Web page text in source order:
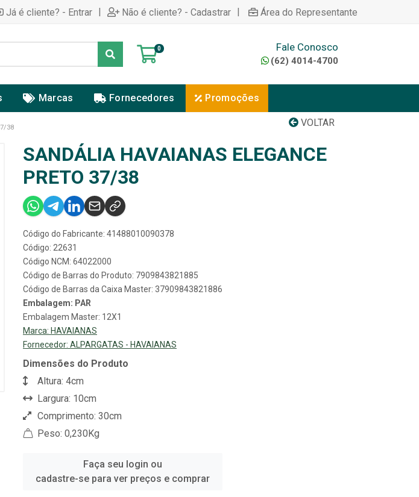
Já é cliente? - Entrar | Não é cliente? - Cadastrar | Área do Representante
0 Fale Conosco
(62) 4014-4700
Marcas Fornecedores Promoções
VOLTAR
38
SANDÁLIA HAVAIANAS ELEGANCE
PRETO 37/38
Código do Fabricante: 41488010090378
Código: 22631
Código NCM: 64022000
Código de Barras do Produto: 7909843821885
Código de Barras da Caixa Master: 37909843821886
Embalagem: PAR
Embalagem Master: 12X1
Marca: HAVAIANAS
Fornecedor: ALPARGATAS - HAVAIANAS
Dimensões do Produto
Altura: 4cm
Largura: 10cm
Comprimento: 30cm
Peso: 0,230Kg
Faça seu login ou
cadastre-se para ver preços e comprar